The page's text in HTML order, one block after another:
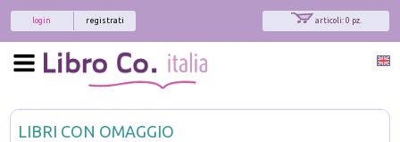
articoli: 0 pz.
registrati
login
LIBRI CON OMAGGIO